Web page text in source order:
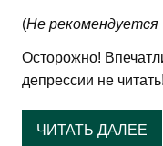
(Не рекомендуется
Осторожно!
депрессии не читать!
ЧИТАТЬ ДАЛЕЕ